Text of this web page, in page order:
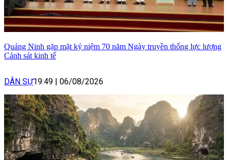
Quảng Ninh gặp mặt kỷ niệm 70 năm Ngày truyền thống lực lượng
Cảnh sát kinh tế
DÂN SỰ19:49 | 06/08/2026